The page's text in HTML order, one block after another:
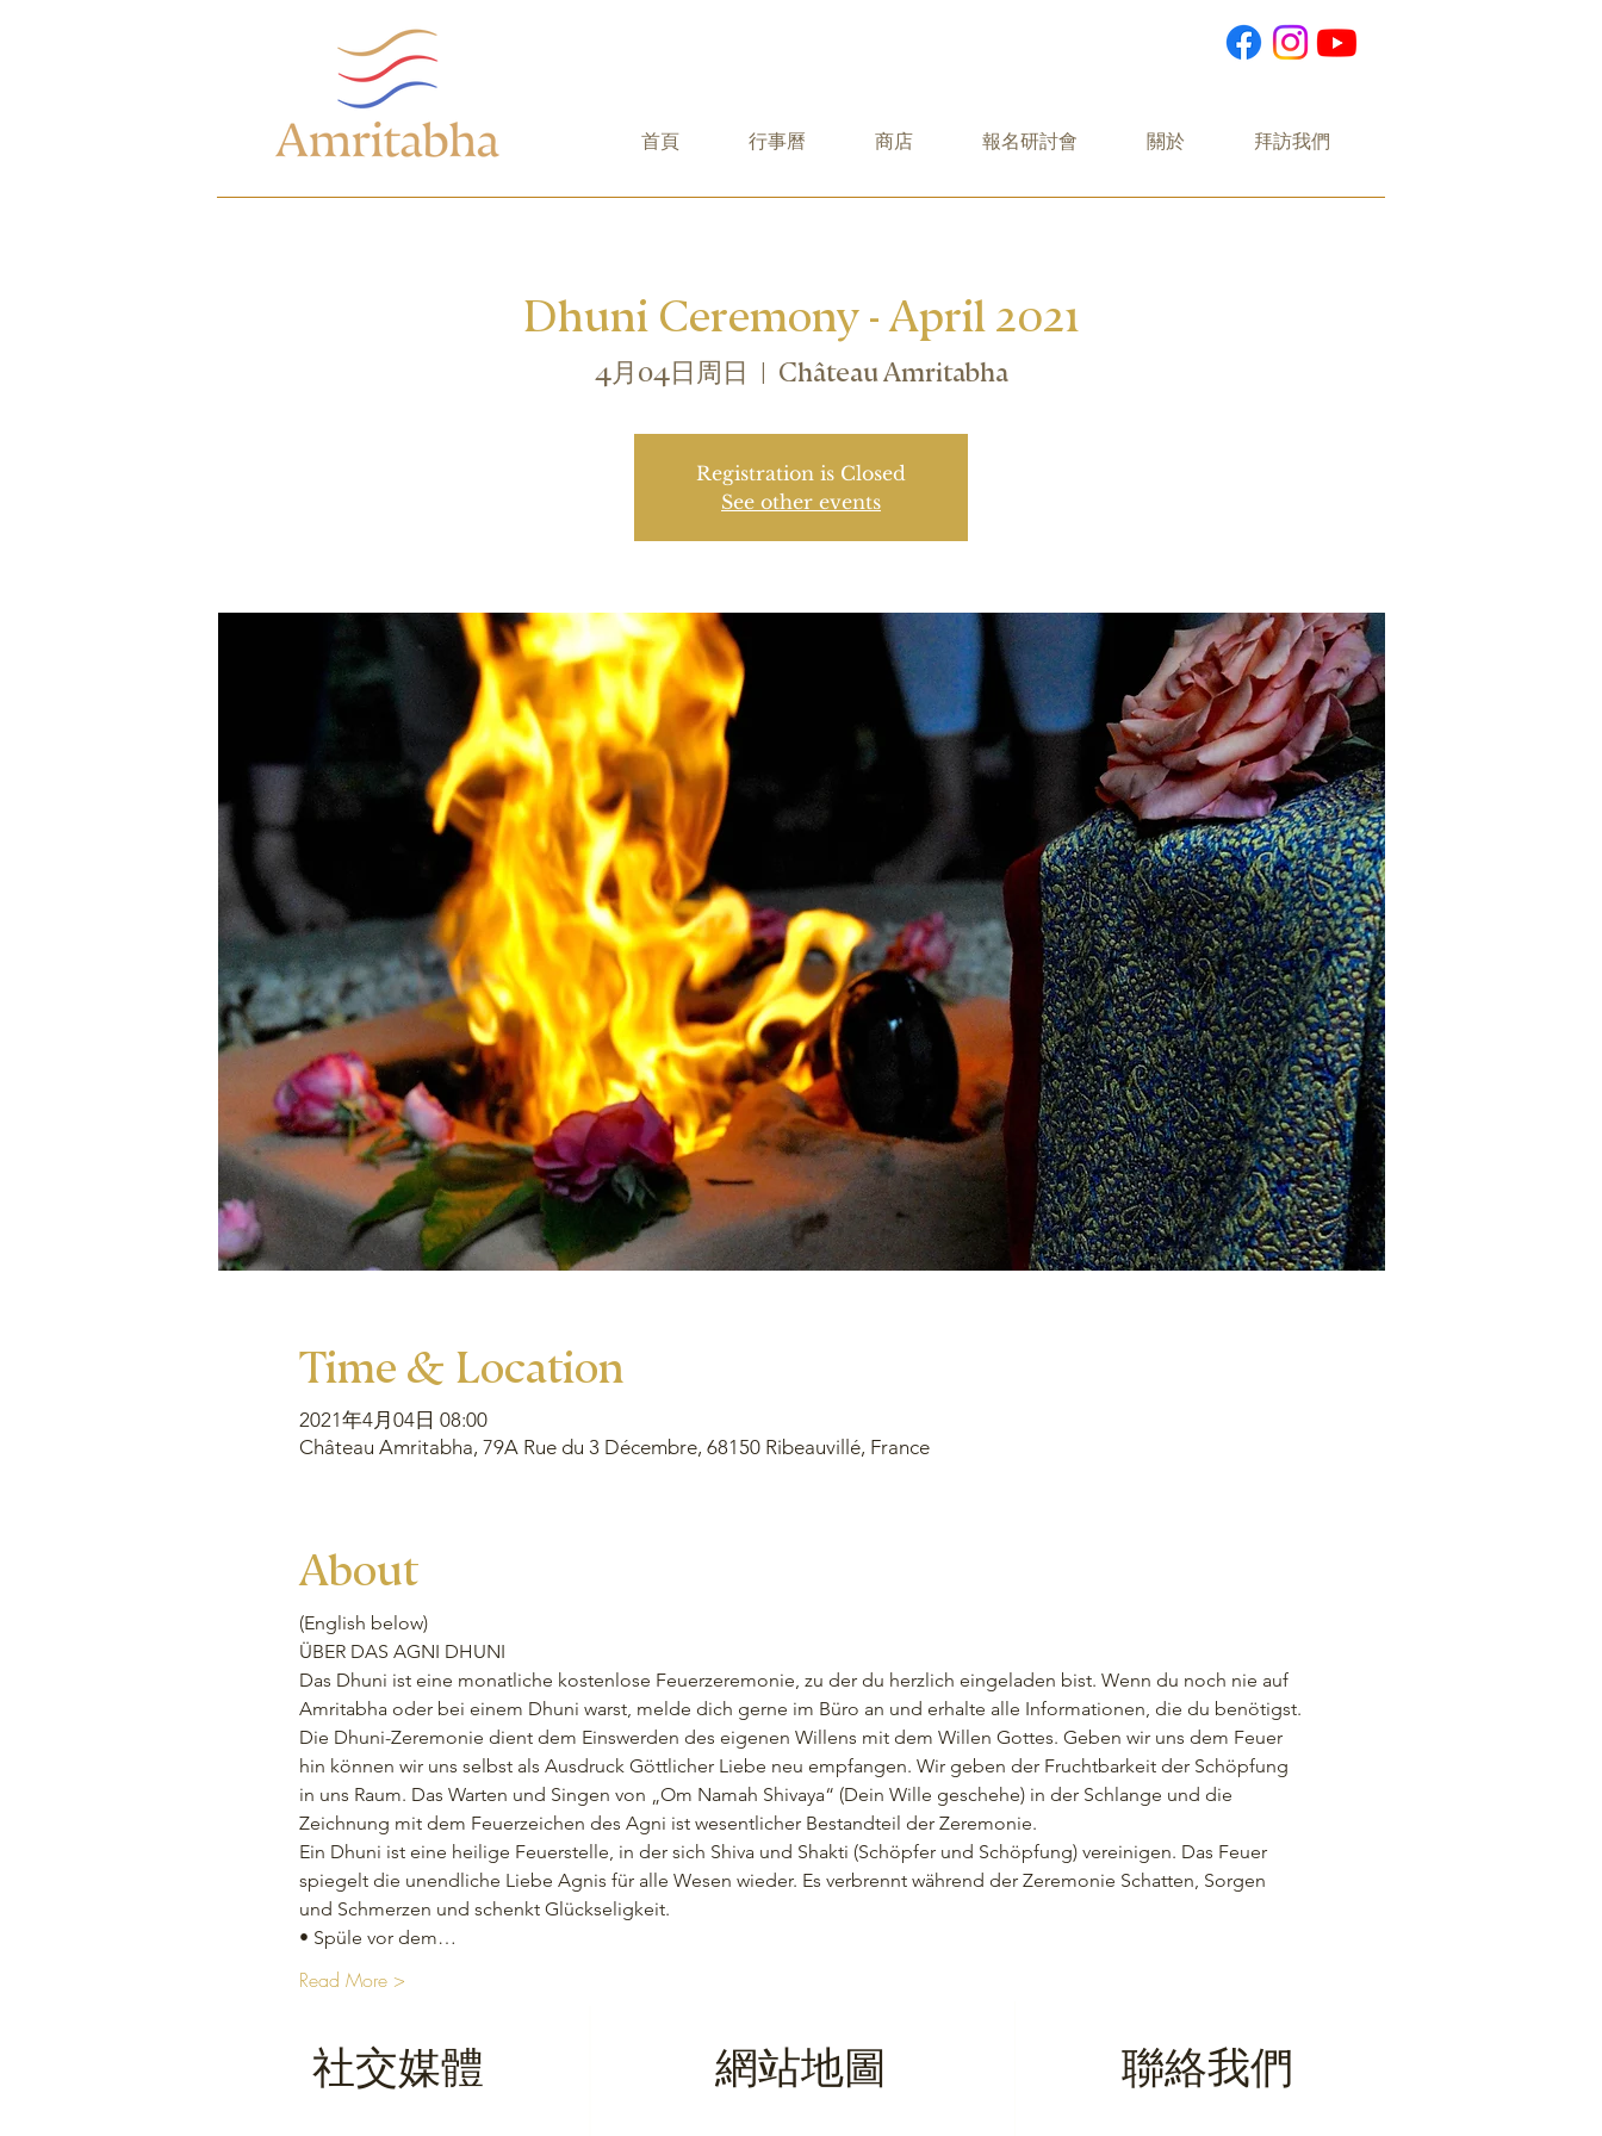
首頁 行事曆 商店 報名研討會 關於 拜訪我們
Dhuni Ceremony - April 2021
4月04日周日
  |
Château Amritabha
Registration is Closed
See other events
Time & Location
2021年4月04日 08:00
Château Amritabha, 79A Rue du 3 Décembre, 68150 Ribeauvillé, France
About
(English below)
ÜBER DAS AGNI DHUNI
Das Dhuni ist eine monatliche kostenlose Feuerzeremonie, zu der du herzlich eingeladen bist. Wenn du noch nie auf
Amritabha oder bei einem Dhuni warst, melde dich gerne im Büro an und erhalte alle Informationen, die du benötigst.
Die Dhuni-Zeremonie dient dem Einswerden des eigenen Willens mit dem Willen Gottes. Geben wir uns dem Feuer
hin können wir uns selbst als Ausdruck Göttlicher Liebe neu empfangen. Wir geben der Fruchtbarkeit der Schöpfung
in uns Raum. Das Warten und Singen von „Om Namah Shivaya“ (Dein Wille geschehe) in der Schlange und die
Zeichnung mit dem Feuerzeichen des Agni ist wesentlicher Bestandteil der Zeremonie.
Ein Dhuni ist eine heilige Feuerstelle, in der sich Shiva und Shakti (Schöpfer und Schöpfung) vereinigen. Das Feuer
spiegelt die unendliche Liebe Agnis für alle Wesen wieder. Es verbrennt während der Zeremonie Schatten, Sorgen
und Schmerzen und schenkt Glückseligkeit.
• Spüle vor dem…
Read More >
網站地圖
社交媒體 聯絡我們